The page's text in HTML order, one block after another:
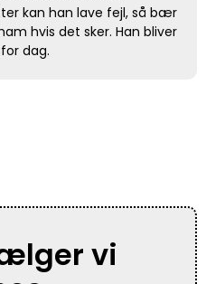
kan han lave fejl, så bær
hvis det sker. Han bliver
dag.
vi